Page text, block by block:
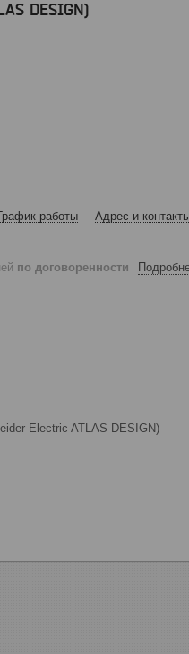
DESIGN)
работы Адрес и
по договоренности
Electric ATLAS DESIGN)